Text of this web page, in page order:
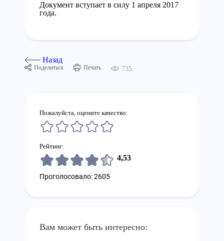
Документ вступает в силу 1 апреля 2017
года.
Назад
Поделиться Печать 735
Пожалуйста, оцените качество:
Рейтинг:
4,53
Проголосовало: 2605
Вам может быть интересно: